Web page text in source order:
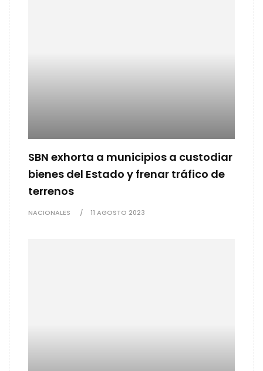
SBN exhorta a municipios a custodiar
bienes del Estado y frenar tráfico de
terrenos
NACIONALES 11 AGOSTO 2023